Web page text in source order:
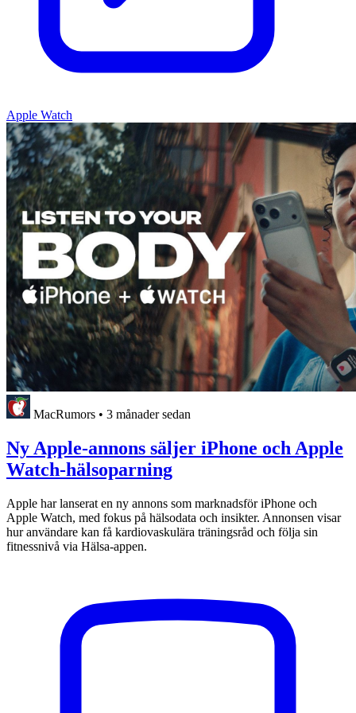
Apple Watch
MacRumors • 3 månader sedan
Ny Apple-annons säljer iPhone och Apple
Watch-hälsoparning
Apple har lanserat en ny annons som marknadsför iPhone och
Apple Watch, med fokus på hälsodata och insikter. Annonsen visar
hur användare kan få kardiovaskulära träningsråd och följa sin
fitnessnivå via Hälsa-appen.